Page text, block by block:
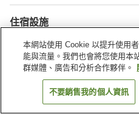
住宿設施
無線網路
餐廳
找
本網站使用 Cookie 以提升使用
能與流量。我們也會將您使用本
群媒體、廣告和分析合作夥伴。
不要銷售我的個人資訊